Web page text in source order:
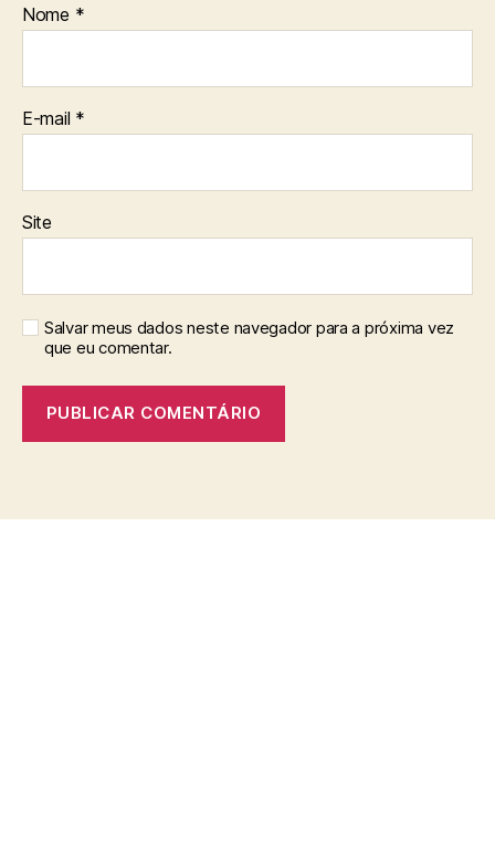
Nome *
E-mail *
Site
Salvar meus dados neste navegador para a próxima vez
que eu comentar.